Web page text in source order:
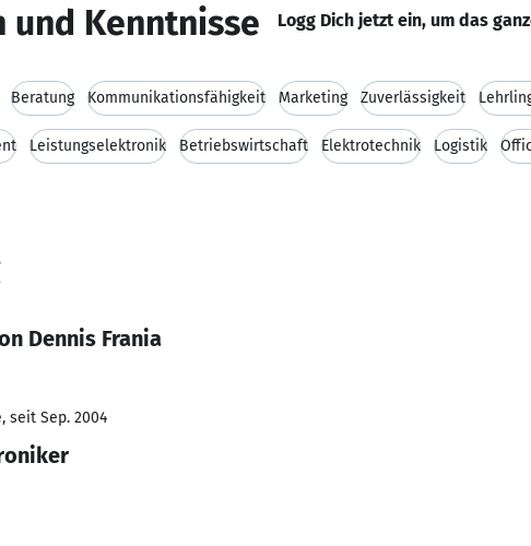
und Kenntnisse Logg Dich jetzt ein, um das
Beratung Kommunikationsfähigkeit Marketing Zuverlässigkeit
Leistungselektronik Betriebswirtschaft Elektrotechnik Logistik
Dennis Frania
seit Sep. 2004